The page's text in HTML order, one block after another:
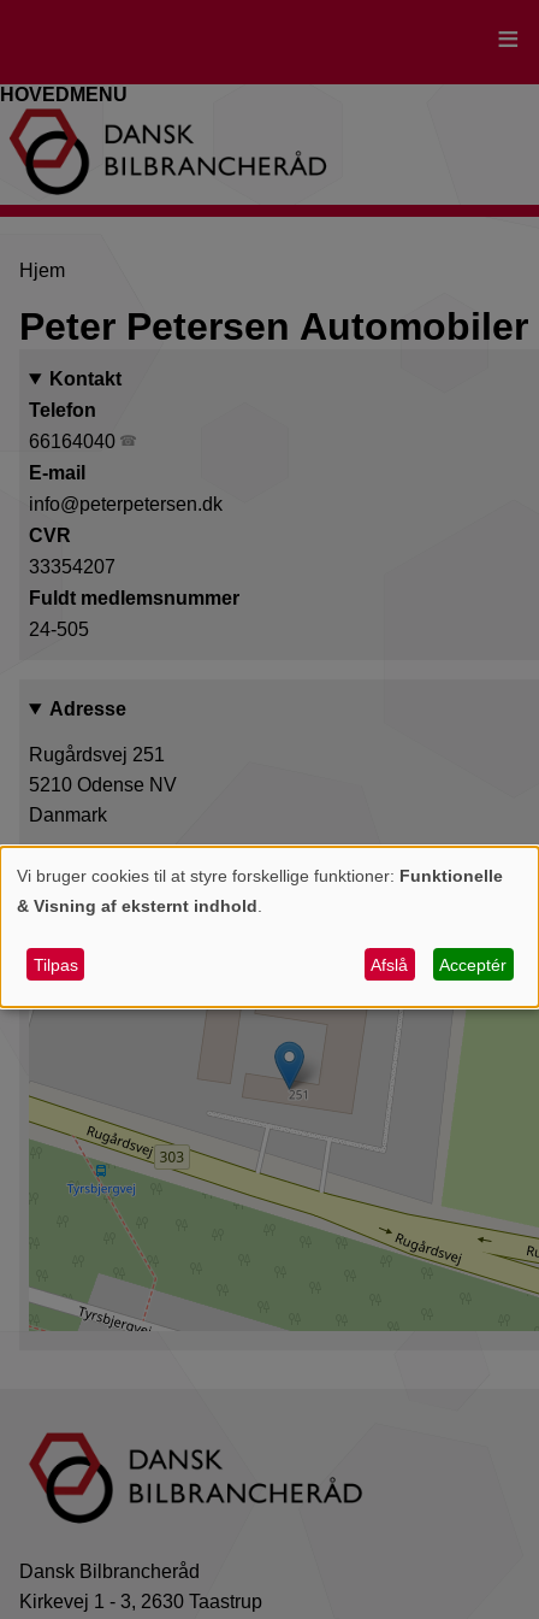
HOVEDMENU
Brødkrumme
Hjem
Peter Petersen Automobiler
Kontakt
Telefon
66164040
E-mail
info@peterpetersen.dk
CVR
33354207
Fuldt medlemsnummer
24-505
Adresse
Rugårdsvej 251
5210 Odense NV
Danmark
Dansk Bilbrancheråd
Kirkevej 1 - 3, 2630 Taastrup
Personlige
og
cookies
Vi bruger cookies til at styre forskellige funktioner: Funktionelle
& Visning af eksternt indhold.
Tilpas Afslå Acceptér